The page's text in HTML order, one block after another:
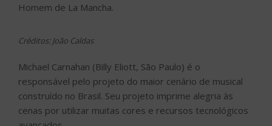
Homem de La Mancha.
Créditos: João Caldas
Michael Carnahan (Billy Eliott, São Paulo) é o
responsável pelo projeto do maior cenário de musical
construído no Brasil. Seu projeto imprime alegria às
cenas por utilizar muitas cores e recursos tecnológicos